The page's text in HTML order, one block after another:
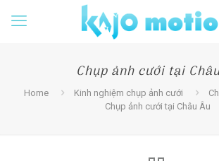
Chụp ảnh cưới tại
Home Kinh nghiệm chụp ảnh cưới
Chụp ảnh cưới tại Châu Âu